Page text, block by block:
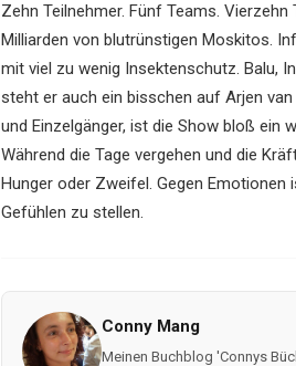
Zehn Teilnehmer. Fünf Teams.
Milliarden von blutrünstigen Moskitos.
mit viel zu wenig Insektenschutz. Balu,
steht er auch ein bisschen auf Arjen
und Einzelgänger, ist die Show bloß ein
Während die Tage vergehen und die
Hunger oder Zweifel. Gegen
Gefühlen zu stellen.
Conny Mang
Meinen Buchblog 'Connys